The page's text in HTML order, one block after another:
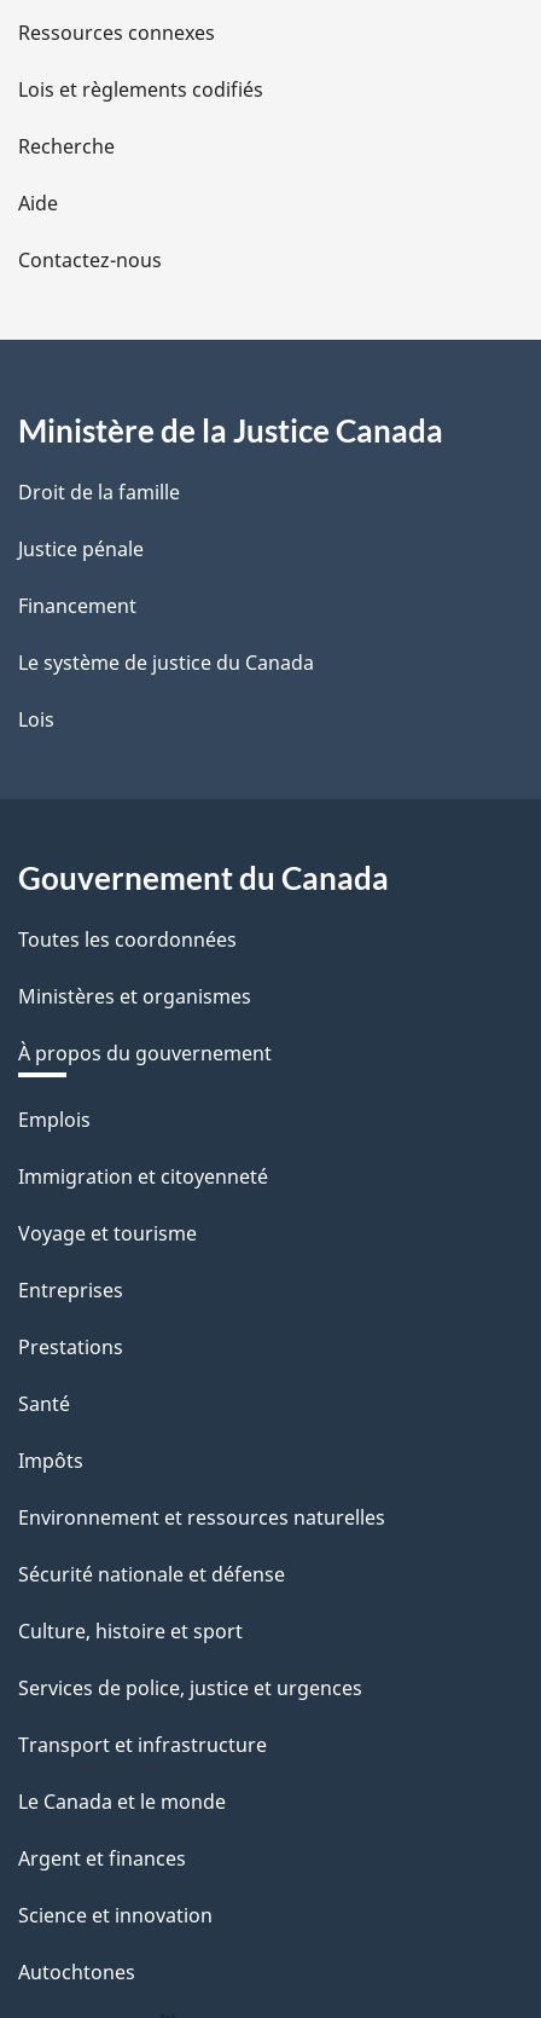
s
d
e
l
a
e
Ressources connexes
Lois et règlements codifiés
Recherche
Aide
Contactez-nous
Ministère de la Justice Canada
Droit de la famille
Justice pénale
Financement
Le système de justice du Canada
Lois
Gouvernement du Canada
Toutes les coordonnées
Ministères et organismes
À propos du gouvernement
Thèmes
sujets
Emplois
Immigration et citoyenneté
Voyage et tourisme
Entreprises
Prestations
Santé
Impôts
Environnement et ressources naturelles
Sécurité nationale et défense
Culture, histoire et sport
Services de police, justice et urgences
Transport et infrastructure
Le Canada et le monde
Argent et finances
Science et innovation
Autochtones